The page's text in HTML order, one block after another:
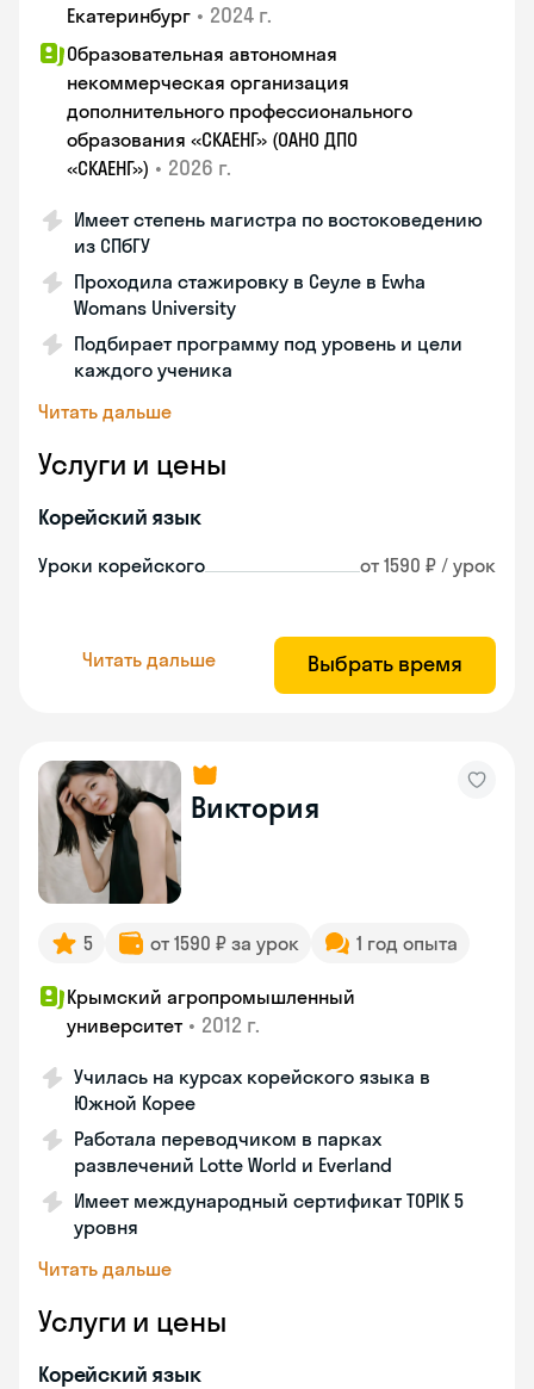
Екатеринбург • 2024 г.
Образовательная автономная
некоммерческая организация
дополнительного профессионального
образования «СКАЕНГ» (ОАНО ДПО
«СКАЕНГ») • 2026 г.
Имеет степень магистра по востоковедению
из СПбГУ
Проходила стажировку в Сеуле в Ewha
Womans University
Подбирает программу под уровень и цели
каждого ученика
Читать дальше
Услуги и цены
Корейский язык
Уроки корейского от 1590 ₽ / урок
Читать дальше Выбрать время
Виктория
5 от 1590 ₽ за урок 1 год опыта
Крымский агропромышленный
университет • 2012 г.
Училась на курсах корейского языка в
Южной Корее
Работала переводчиком в парках
развлечений Lotte World и Everland
Имеет международный сертификат TOPIK 5
уровня
Читать дальше
Услуги и цены
Корейский язык